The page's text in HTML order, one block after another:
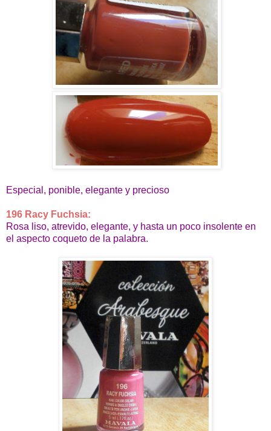
Especial, ponible, elegante y precioso
196 Racy Fuchsia:
Rosa liso, atrevido, elegante, y hasta un poco insolente en
el aspecto coqueto de la palabra.